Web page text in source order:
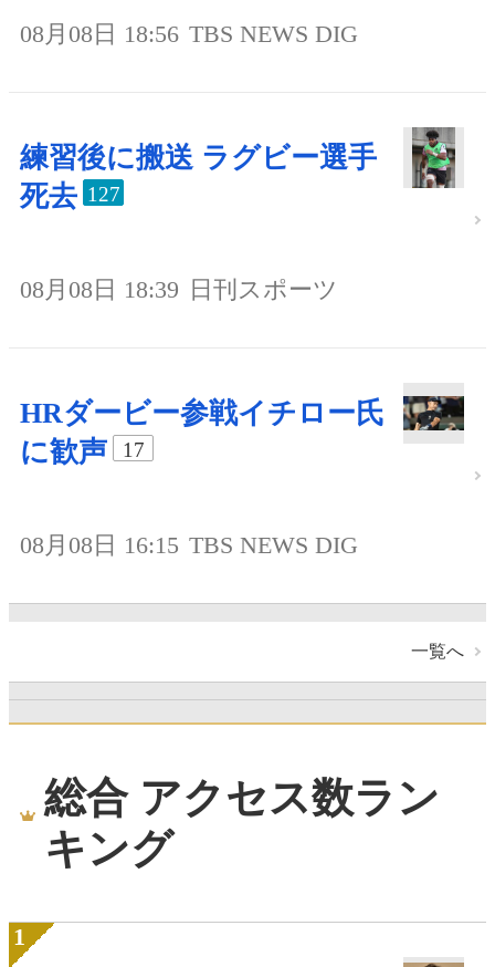
08月08日 18:56 TBS NEWS DIG
練習後に搬送 ラグビー選手
死去 127
08月08日 18:39 日刊スポーツ
HRダービー参戦イチロー氏
に歓声
17
08月08日 16:15 TBS NEWS DIG
一覧へ
総合 アクセス数ラン
キング